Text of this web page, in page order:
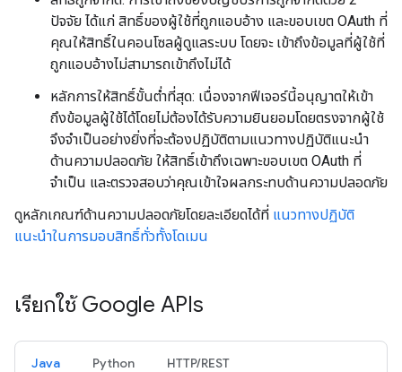
ปัจจัย ได้แก่ สิทธิ์ของผู้ใช้ที่ถูกแอบอ้าง และขอบเขต OAuth ที่
คุณให้สิทธิ์ในคอนโซลผู้ดูแลระบบ โดยจะ เข้าถึงข้อมูลที่ผู้ใช้ที่
ถูกแอบอ้างไม่สามารถเข้าถึงไม่ได้
หลักการให้สิทธิ์ขั้นต่ำที่สุด: เนื่องจากฟีเจอร์นี้อนุญาตให้เข้า
ถึงข้อมูลผู้ใช้ได้โดยไม่ต้องได้รับความยินยอมโดยตรงจากผู้ใช้
จึงจำเป็นอย่างยิ่งที่จะต้องปฏิบัติตามแนวทางปฏิบัติแนะนำ
ด้านความปลอดภัย ให้สิทธิ์เข้าถึงเฉพาะขอบเขต OAuth ที่
จำเป็น และตรวจสอบว่าคุณเข้าใจผลกระทบด้านความปลอดภัย
ดูหลักเกณฑ์ด้านความปลอดภัยโดยละเอียดได้ที่ แนวทางปฏิบัติ
แนะนำในการมอบสิทธิ์ทั่วทั้งโดเมน
เรียกใช้ Google APIs
Java Python HTTP/REST